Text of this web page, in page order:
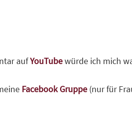
aufYouTubewürde ich mich
Facebook Gruppe (nur für